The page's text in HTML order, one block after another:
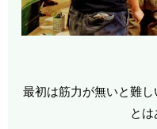
最初は筋力が無いと難
とは